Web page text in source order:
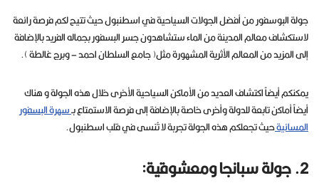
جولة البوسفور من أفضل الجولات السياحية في اسطنبول حيث تتيح لكم فرصة رائعة
لاستكشاف معالم المدينة من الماء ستشاهدون جسر البسفور بجماله الفريد بالإضافة
إلى المزيد من المعالم الأثرية المشهورة مثل( جامع السلطان احمد – وبرج غالطة ).
يمكنكم أيضاً اكتشاف العديد من الأماكن السياحية الأخرى خلال هذه الجولة و هناك
أيضاً أماكن تابعة للدولة وأخرى خاصة بالإضافة إلى فرصة الاستمتاع بـسهرة البسفور
المسائيةحيث تجعلكم هذه الجولة تجربة لا تُنسى في قلب اسطنبول.
2. جولة سبانجا ومعشوقية: